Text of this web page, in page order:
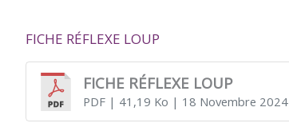
FICHE RÉFLEXE LOUP
FICHE RÉFLEXE LOUP
PDF| 41,19 Ko | 18 Novembre 2024